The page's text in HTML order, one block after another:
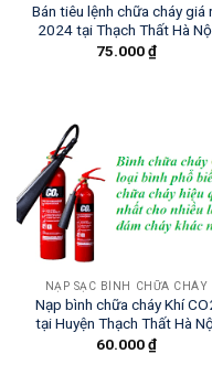
Bán tiêu lệnh chữa cháy giá
2024 tại Thạch Thất Hà
75.000₫
NẠP SẠC BÌNH CHỮA CHÁY
Nạp bình chữa cháy Khí
tại Huyện Thạch Thất Hà
60.000₫